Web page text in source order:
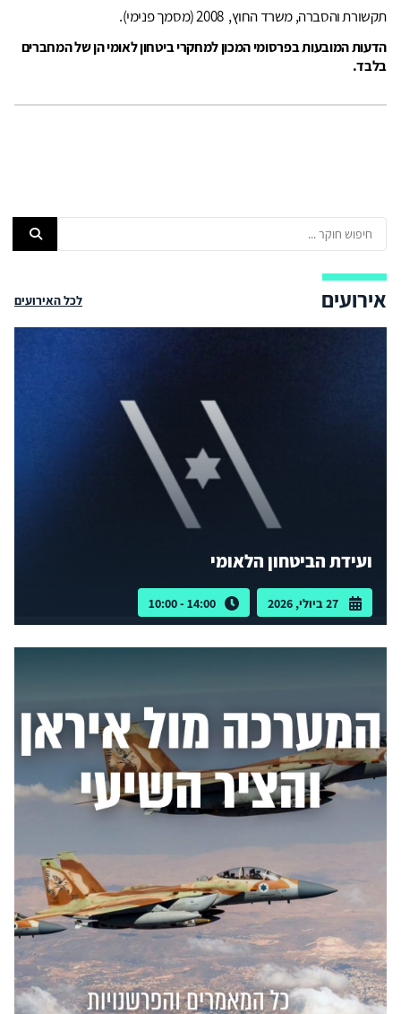
תקשורת והסברה, משרד החוץ, 2008 (מסמך פנימי).
הדעות המובעות בפרסומי המכון למחקרי ביטחון לאומי הן של המחברים
בלבד.
אירועים לכל האירועים
ועידת הביטחון הלאומי
27 ביולי, 2026 14:00 - 10:00